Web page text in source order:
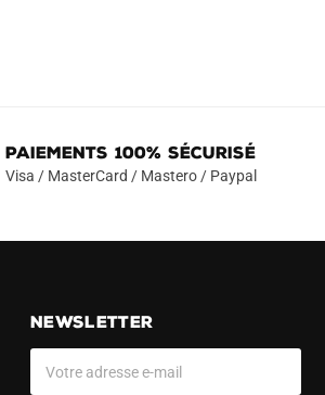
Paiements 100% Sécurisé
Visa / MasterCard / Mastero / Paypal
NEWSLETTER